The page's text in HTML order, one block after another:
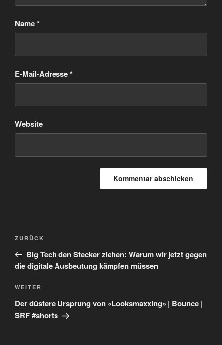
Name*
E-Mail-Adresse*
Website
Beitragsnavigation
Vorheriger
Beitrag
ZURÜCK
Big Tech den Stecker ziehen: Warum wir jetzt gegen
die digitale Ausbeutung kämpfen müssen
Nächster
Beitrag
WEITER
Der düstere Ursprung von «Looksmaxxing» | Bounce |
SRF #shorts